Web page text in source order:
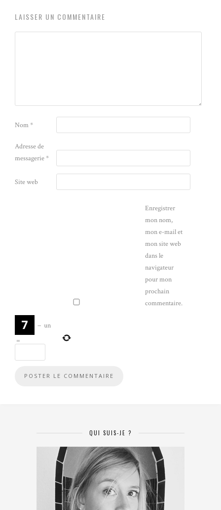
LAISSER UN COMMENTAIRE
Nom*
Adresse de
messagerie*
Site web
Enregistrer
mon nom,
mon e-mail et
mon site web
dans le
navigateur
pour mon
prochain
commentaire.
− un
=
QUI SUIS-JE ?